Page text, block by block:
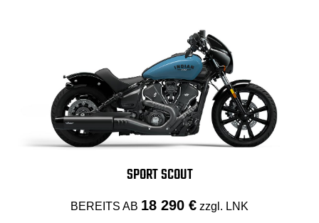
SPORT SCOUT
BEREITS AB 18 290 € zzgl. LNK